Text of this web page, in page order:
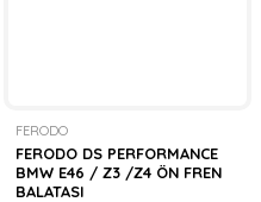
FERODO
FERODO DS PERFORMANCE
BMW E46 / Z3 /Z4 ÖN FREN
BALATASI